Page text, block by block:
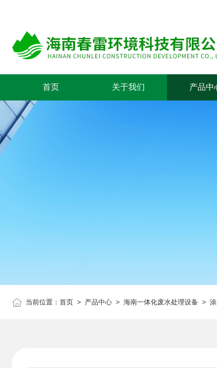
首页 关于我们 产品中
当前位置： 首页 > 产品中心 > 海南一体化废水处理设备 >